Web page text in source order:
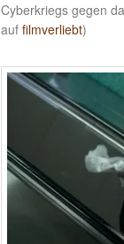
Cyberkriegs gegen
auf filmverliebt)